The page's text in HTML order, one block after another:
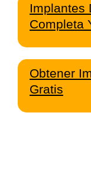
Implantes
Completa
Obtener
Gratis